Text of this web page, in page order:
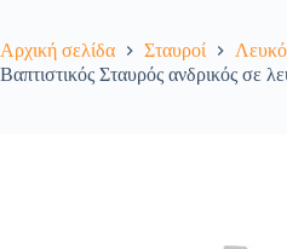
Αρχική σελίδα Σταυροί
Βαπτιστικός Σταυρός ανδρικός σε